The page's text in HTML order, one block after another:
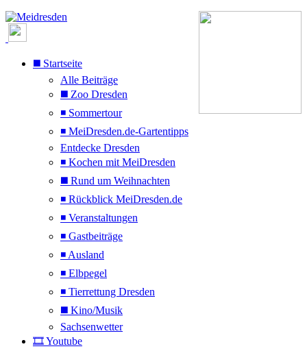
◼️ Startseite
Alle Beiträge
◼️ Zoo Dresden
◾ Sommertour
◾ MeiDresden.de-Gartentipps
Entdecke Dresden
◾ Kochen mit MeiDresden
◼️ Rund um Weihnachten
◾ Rückblick MeiDresden.de
◾ Veranstaltungen
◾ Gastbeiträge
◾ Ausland
◾ Elbpegel
◾ Tierrettung Dresden
◼️ Kino/Musik
Sachsenwetter
🎞️ Youtube